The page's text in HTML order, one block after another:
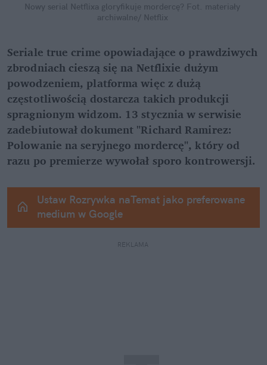
Nowy serial Netflixa gloryfikuje mordercę? Fot. materiały
archiwalne/ Netflix
Seriale true crime opowiadające o prawdziwych
zbrodniach cieszą się na Netflixie dużym
powodzeniem, platforma więc z dużą
częstotliwością dostarcza takich produkcji
spragnionym widzom. 13 stycznia w serwisie
zadebiutował dokument "Richard Ramirez:
Polowanie na seryjnego mordercę", który od
razu po premierze wywołał sporo kontrowersji.
Ustaw Rozrywka naTemat jako preferowane
medium w Google
REKLAMA